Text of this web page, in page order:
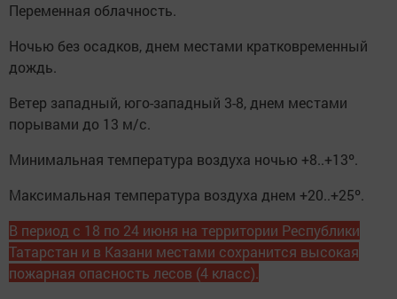
Переменная облачность.
Ночью без осадков, днем местами кратковременный
дождь.
Ветер западный, юго-западный 3-8, днем местами
порывами до 13 м/с.
Минимальная температура воздуха ночью +8..+13º.
Максимальная температура воздуха днем +20..+25º.
В период с 18 по 24 июня на территории Республики
Татарстан и в Казани местами сохранится высокая
пожарная опасность лесов (4 класс).